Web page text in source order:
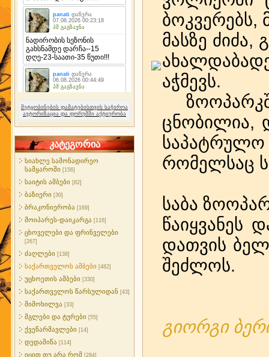
შეტყობინების დამატებისთვის საჭიროა
ავტორიზაცია და ფორუმში აქტიურობა
კატეგორია
სიახლე სამონადირეო
სამყაროში [156]
საიტის ამბები [82]
ბაზიერი [30]
ბრაკონიერობა [169]
მოიპარეს-დაიკარგა [116]
ცხოველები და ფრინველები
[267]
ძაღლები [138]
საქართველოს ამბები [482]
უცხოეთის ამბები [330]
საქართველოს წარსულიდან [43]
მიმოხილვა [33]
მგლები და ტურები [55]
ქვეწარმავლები [14]
დედამიწა [114]
იცით თუ არა რომ [284]
ბოკვერებს,
მასზე
აჭმევს.
ცნობილია,
საპატრულო
რომელსაც
საბა
წაიყვანეს
დათვის
შეძლოს.
გიორგი